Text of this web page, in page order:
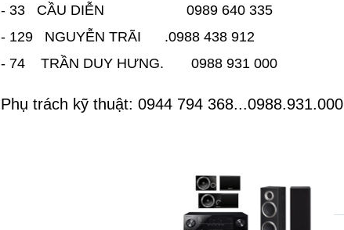
- 33 CẦU DIỄN 0989 640 335
- 129 NGUYỄN TRÃI .0988 438 912
- 74 TRẦN DUY HƯNG. 0988 931 000
Phụ trách kỹ thuật: 0944 794 368...0988.931.000